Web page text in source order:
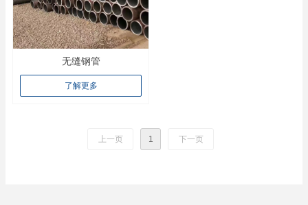
无缝钢管
了解更多
上一页 1 下一页